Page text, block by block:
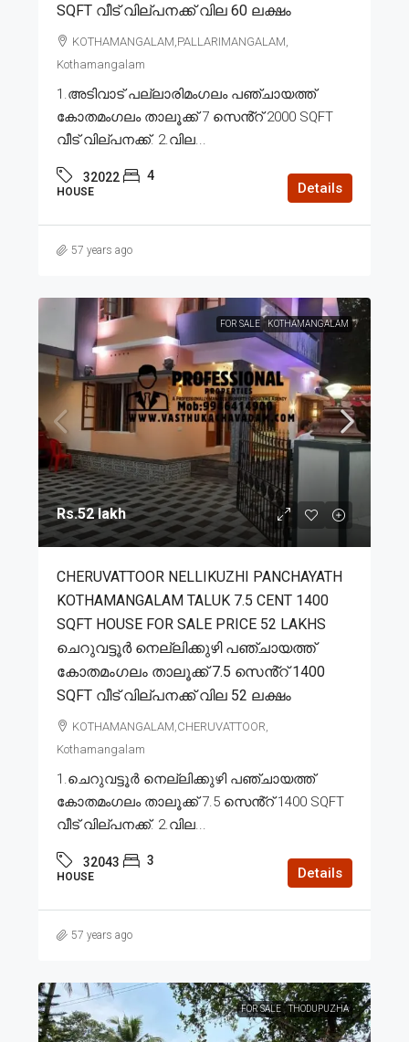
SQFT വീട് വില്പനക്ക് വില 60 ലക്ഷം
KOTHAMANGALAM,PALLARIMANGALAM,
Kothamangalam
1.അടിവാട് പല്ലാരിമംഗലം പഞ്ചായത്ത്
കോതമംഗലം താലൂക്ക് 7 സെൻ്റ് 2000 SQFT
വീട് വില്പനക്ക്. 2.വില...
32022 4
HOUSE Details
57 years ago
FOR SALE KOTHAMANGALAM
Rs.52 lakh
CHERUVATTOOR NELLIKUZHI PANCHAYATH
KOTHAMANGALAM TALUK 7.5 CENT 1400
SQFT HOUSE FOR SALE PRICE 52 LAKHS
ചെറുവട്ടൂർ നെല്ലിക്കുഴി പഞ്ചായത്ത്
കോതമംഗലം താലൂക്ക് 7.5 സെൻ്റ് 1400
SQFT വീട് വില്പനക്ക് വില 52 ലക്ഷം
KOTHAMANGALAM,CHERUVATTOOR,
Kothamangalam
1.ചെറുവട്ടൂർ നെല്ലിക്കുഴി പഞ്ചായത്ത്
കോതമംഗലം താലൂക്ക് 7.5 സെൻ്റ് 1400 SQFT
വീട് വില്പനക്ക്. 2.വില...
32043 3
HOUSE Details
57 years ago
FOR SALE THODUPUZHA